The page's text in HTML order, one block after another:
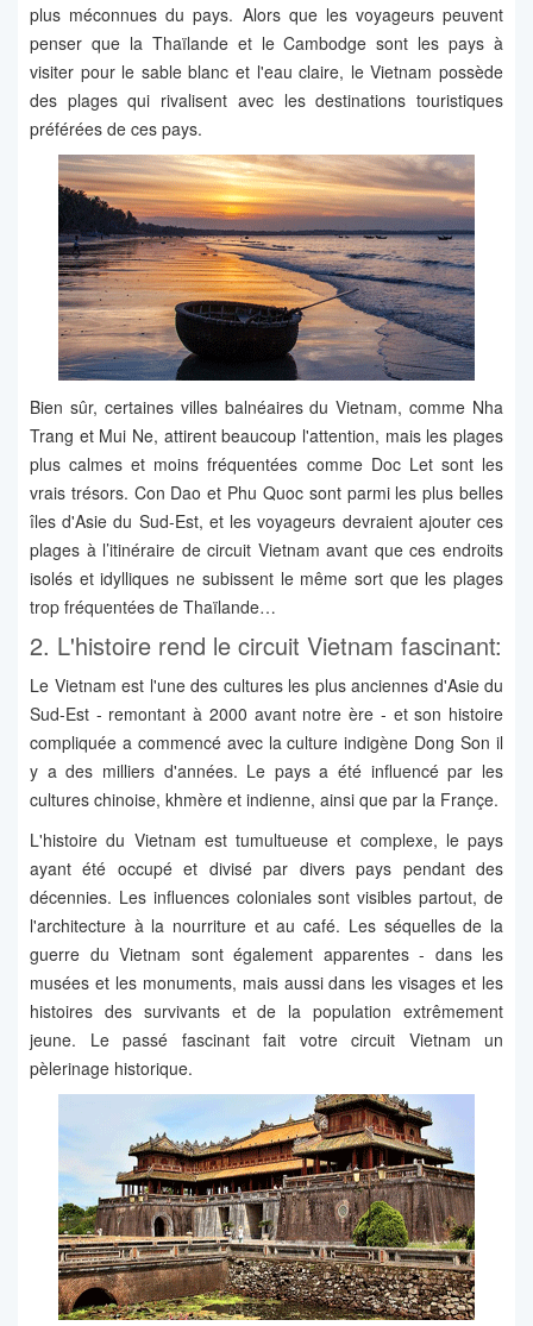
plus méconnues du pays. Alors que les voyageurs peuvent
penser que la Thaïlande et le Cambodge sont les pays à
visiter pour le sable blanc et l'eau claire, le Vietnam possède
des plages qui rivalisent avec les destinations touristiques
préférées de ces pays.
Bien sûr, certaines villes balnéaires du Vietnam, comme Nha
Trang et Mui Ne, attirent beaucoup l'attention, mais les plages
plus calmes et moins fréquentées comme Doc Let sont les
vrais trésors. Con Dao et Phu Quoc sont parmi les plus belles
îles d'Asie du Sud-Est, et les voyageurs devraient ajouter ces
plages à l’itinéraire de circuit Vietnam avant que ces endroits
isolés et idylliques ne subissent le même sort que les plages
trop fréquentées de Thaïlande…
2. L'histoire rend le circuit Vietnam fascinant:
Le Vietnam est l'une des cultures les plus anciennes d'Asie du
Sud-Est - remontant à 2000 avant notre ère - et son histoire
compliquée a commencé avec la culture indigène Dong Son il
y a des milliers d'années. Le pays a été influencé par les
cultures chinoise, khmère et indienne, ainsi que par la Françe.
L'histoire du Vietnam est tumultueuse et complexe, le pays
ayant été occupé et divisé par divers pays pendant des
décennies. Les influences coloniales sont visibles partout, de
l'architecture à la nourriture et au café. Les séquelles de la
guerre du Vietnam sont également apparentes - dans les
musées et les monuments, mais aussi dans les visages et les
histoires des survivants et de la population extrêmement
jeune. Le passé fascinant fait votre circuit Vietnam un
pèlerinage historique.